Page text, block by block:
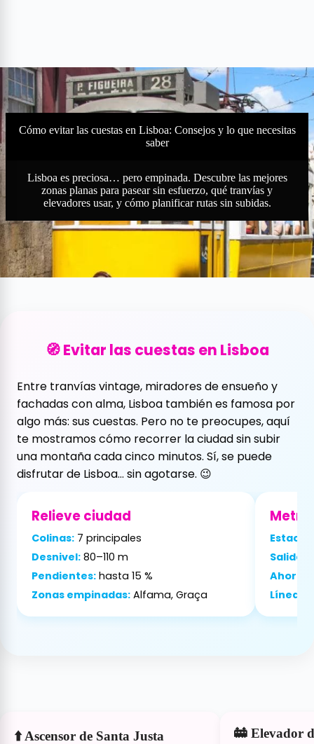
Cómo evitar las cuestas en Lisboa: Consejos y lo que necesitas
saber
Lisboa es preciosa… pero empinada. Descubre las mejores
zonas planas para pasear sin esfuerzo, qué tranvías y
elevadores usar, y cómo planificar rutas sin subidas.
🧭 Evitar las cuestas en Lisboa
Entre tranvías vintage, miradores de ensueño y
fachadas con alma, Lisboa también es famosa por
algo más: sus cuestas. Pero no te preocupes, aquí
te mostramos cómo recorrer la ciudad sin subir
una montaña cada cinco minutos. Sí, se puede
disfrutar de Lisboa… sin agotarse. 😉
Relieve ciudad
Colinas:7 principales
Desnivel:80–110 m
Pendientes:hasta 15 %
Zonas empinadas:Alfama, Graça
Salida
Ahorro
Línea
⬆️ Ascensor de Santa Justa 🚋 Elevador